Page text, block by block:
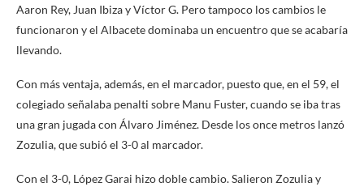
Aaron Rey, Juan Ibiza y Víctor G. Pero tampoco los cambios le
funcionaron y el Albacete dominaba un encuentro que se acabaría
llevando.
Con más ventaja, además, en el marcador, puesto que, en el 59, el
colegiado señalaba penalti sobre Manu Fuster, cuando se iba tras
una gran jugada con Álvaro Jiménez. Desde los once metros lanzó
Zozulia, que subió el 3-0 al marcador.
Con el 3-0, López Garai hizo doble cambio. Salieron Zozulia y